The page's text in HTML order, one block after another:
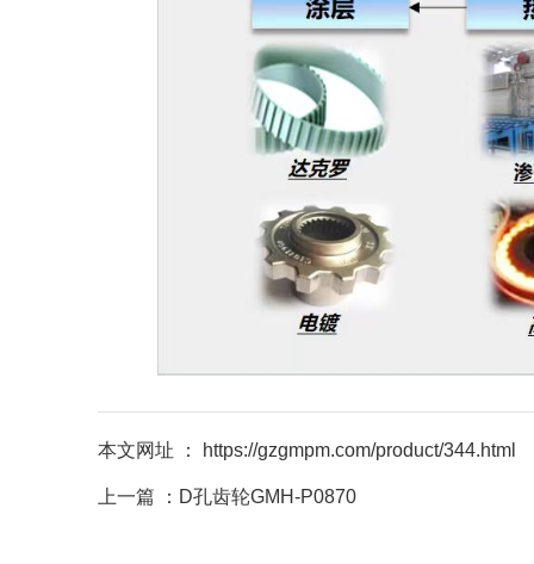
本文网址 ： https://gzgmpm.com/product/344.html
上一篇 ： D孔齿轮GMH-P0870